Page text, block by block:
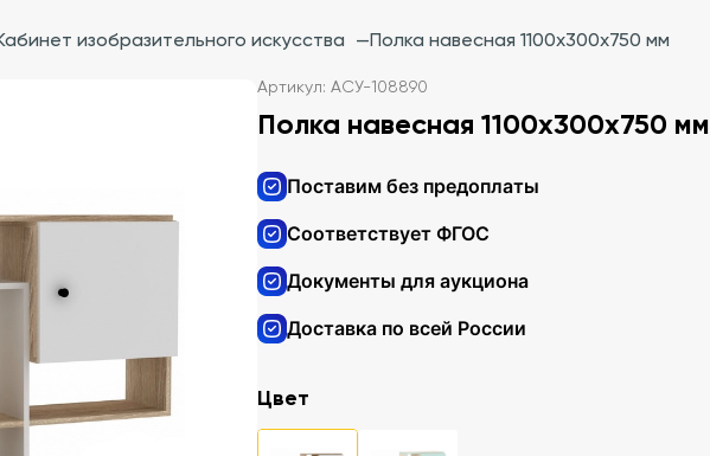
изобразительного искусства —Полка навесная 1100х300х750 мм
Артикул: АСУ-108890
Полка навесная 1100х300х750 мм
Поставим без предоплаты
Соответствует ФГОС
Документы для аукциона
Доставка по всей России
Цвет